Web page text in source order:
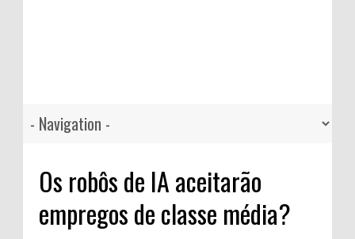
Os robôs de IA aceitarão
empregos de classe média?